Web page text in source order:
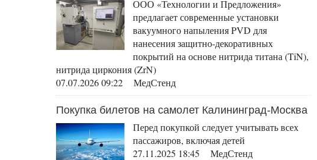
ООО «Технологии и Предложения»
предлагает современные установки
вакуумного напыления PVD для
нанесения защитно-декоративных
покрытий на основе нитрида титана (TiN),
нитрида циркония (ZrN)
07.07.2026 09:22 МедСтенд
Покупка билетов на самолет Калининград-Москва
Перед покупкой следует учитывать всех
пассажиров, включая детей
27.11.2025 18:45 МедСтенд